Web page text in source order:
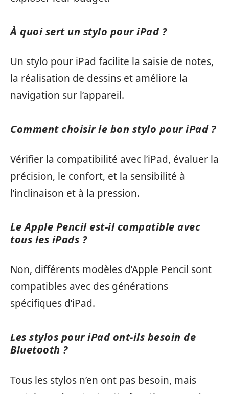
À quoi sert un stylo pour iPad ?
Un stylo pour iPad facilite la saisie de notes,
la réalisation de dessins et améliore la
navigation sur l’appareil.
Comment choisir le bon stylo pour iPad ?
Vérifier la compatibilité avec l’iPad, évaluer la
précision, le confort, et la sensibilité à
l’inclinaison et à la pression.
Le Apple Pencil est-il compatible avec
tous les iPads ?
Non, différents modèles d’Apple Pencil sont
compatibles avec des générations
spécifiques d’iPad.
Les stylos pour iPad ont-ils besoin de
Bluetooth ?
Tous les stylos n’en ont pas besoin, mais